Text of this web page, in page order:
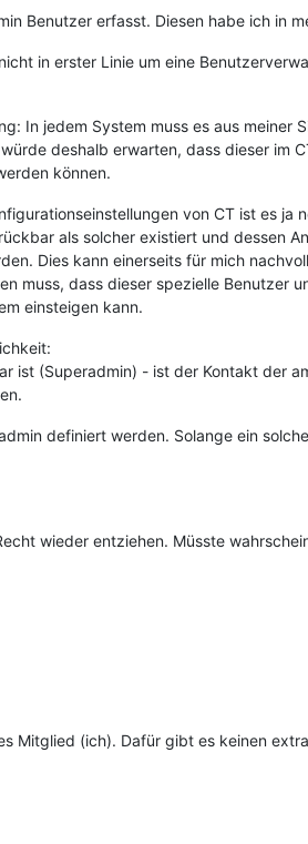
Benutzer erfasst. Diesen habe ich in
in erster Linie um eine
In jedem System muss es aus
deshalb erwarten, dass dieser im
können.
von CT ist es
als solcher existiert und dessen
Dies kann einerseits für mich
muss, dass dieser spezielle Benutzer
einsteigen kann.
ist (Superadmin) - ist der Kontakt der
definiert werden. Solange ein
wieder entziehen. Müsste
Mitglied (ich). Dafür gibt es keinen